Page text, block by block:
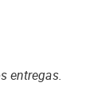
entregas.